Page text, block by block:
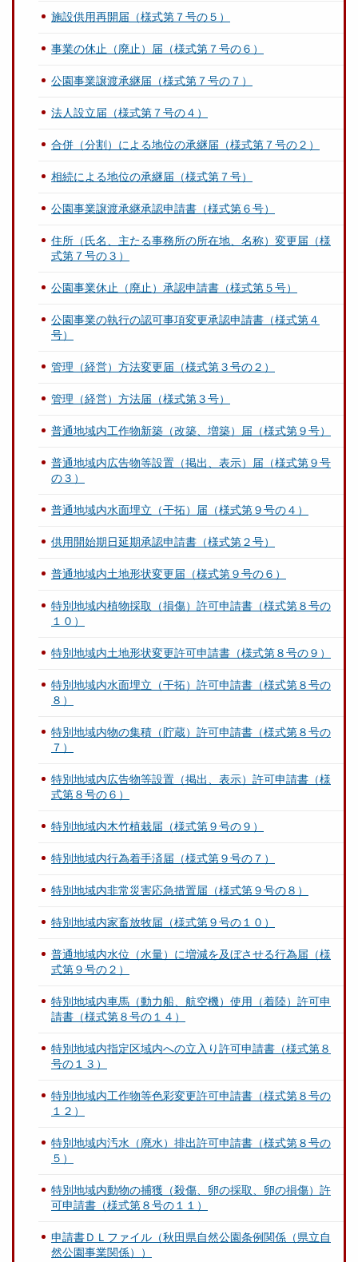
施設供用再開届（様式第７号の５）
事業の休止（廃止）届（様式第７号の６）
公園事業譲渡承継届（様式第７号の７）
法人設立届（様式第７号の４）
合併（分割）による地位の承継届（様式第７号の２）
相続による地位の承継届（様式第７号）
公園事業譲渡承継承認申請書（様式第６号）
住所（氏名、主たる事務所の所在地、名称）変更届（様
式第７号の３）
公園事業休止（廃止）承認申請書（様式第５号）
公園事業の執行の認可事項変更承認申請書（様式第４
号）
管理（経営）方法変更届（様式第３号の２）
管理（経営）方法届（様式第３号）
普通地域内工作物新築（改築、増築）届（様式第９号）
普通地域内広告物等設置（掲出、表示）届（様式第９号
の３）
普通地域内水面埋立（干拓）届（様式第９号の４）
供用開始期日延期承認申請書（様式第２号）
普通地域内土地形状変更届（様式第９号の６）
特別地域内植物採取（損傷）許可申請書（様式第８号の
１０）
特別地域内土地形状変更許可申請書（様式第８号の９）
特別地域内水面埋立（干拓）許可申請書（様式第８号の
８）
特別地域内物の集積（貯蔵）許可申請書（様式第８号の
７）
特別地域内広告物等設置（掲出、表示）許可申請書（様
式第８号の６）
特別地域内木竹植栽届（様式第９号の９）
特別地域内行為着手済届（様式第９号の７）
特別地域内非常災害応急措置届（様式第９号の８）
特別地域内家畜放牧届（様式第９号の１０）
普通地域内水位（水量）に増減を及ぼさせる行為届（様
式第９号の２）
特別地域内車馬（動力船、航空機）使用（着陸）許可申
請書（様式第８号の１４）
特別地域内指定区域内への立入り許可申請書（様式第８
号の１３）
特別地域内工作物等色彩変更許可申請書（様式第８号の
１２）
特別地域内汚水（廃水）排出許可申請書（様式第８号の
５）
特別地域内動物の捕獲（殺傷、卵の採取、卵の損傷）許
可申請書（様式第８号の１１）
申請書ＤＬファイル（秋田県自然公園条例関係（県立自
然公園事業関係））